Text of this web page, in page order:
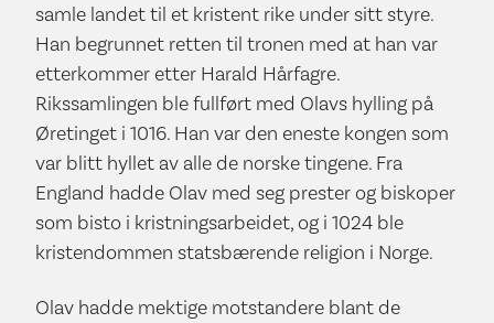
samle landet til et kristent rike under sitt styre.
Han begrunnet retten til tronen med at han var
etterkommer etter Harald Hårfagre.
Rikssamlingen ble fullført med Olavs hylling på
Øretinget i 1016. Han var den eneste kongen som
var blitt hyllet av alle de norske tingene. Fra
England hadde Olav med seg prester og biskoper
som bisto i kristningsarbeidet, og i 1024 ble
kristendommen statsbærende religion i Norge.
Olav hadde mektige motstandere blant de